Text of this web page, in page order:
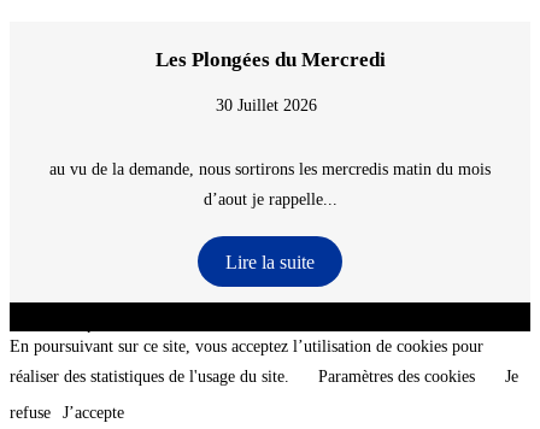
Les Plongées du Mercredi
30 Juillet 2026
au vu de la demande, nous sortirons les mercredis matin du mois
d’aout je rappelle...
Lire la suite
En poursuivant sur ce site, vous acceptez l’utilisation de cookies pour
réaliser des statistiques de l'usage du site.
Paramètres des cookies
Je
refuse
J’accepte